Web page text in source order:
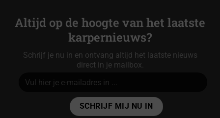
Altijd op de hoogte van het laatste
karpernieuws?
Schrijf je nu in en ontvang altijd het laatste nieuws
direct in je mailbox.